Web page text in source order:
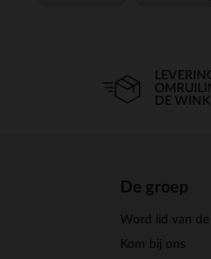
DE
De groep
Word lid van
Kom bij ons